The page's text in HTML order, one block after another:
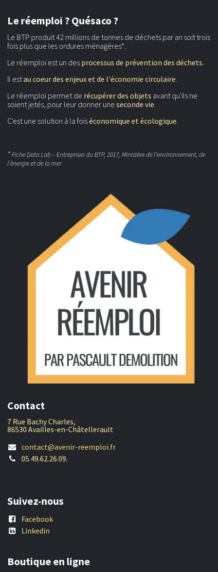
Le réemploi ? Quésaco ?
Le BTP produit 42 millions de tonnes de déchets par an soit trois
fois plus que les ordures ménagères*.
Le réemploi est un des processus de prévention des déchets.
Il estau coeur des enjeux et de l'économie circulaire.
Le réemploi permet de récupérer des objets avant qu'ils ne
soient jetés, pour leur donner une seconde vie.
C'est une solution à la foiséconomique et écologique.
*Fiche Data Lab – Entreprises du BTP, 2017, Ministère de l’environnement, de
l’énergie et de la mer
Contact
7 Rue Bachy Charles,
86530 Availles-en-Châtellerault
contact@avenir-reemploi.fr
05.49.62.26.09.
Suivez-nous
Facebook
Linkedin
Boutique en ligne